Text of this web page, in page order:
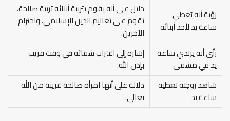
رؤية أنه يُعطي
ساعة يد لأحد أبنائه
دليل على أنه يقوم بتربية أبنائه تربية صالحة،
تقوم على تعاليم الدين الإسلامي، واحترام
الآخرين.
رأى أنه يرتدي ساعة
يد في مشفى
إشارة إلى اقتراب شفائه في وقت قريب
بإذن الله.
شاهد زوجته تعطيه
ساعة يد
دلالة على أنها امرأة صالحة قريبة من الله
تعالى.